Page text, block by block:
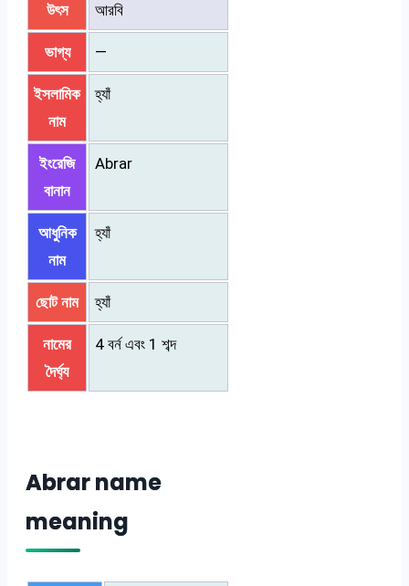
উৎস আরবি
ভাগ্য —
ইসলামিক
নাম
হ্যাঁ
ইংরেজি
বানান
Abrar
আধুনিক
নাম
হ্যাঁ
ছোট নাম হ্যাঁ
নামের
দৈর্ঘ্য
4 বর্ন এবং 1 শব্দ
Abrar name
meaning